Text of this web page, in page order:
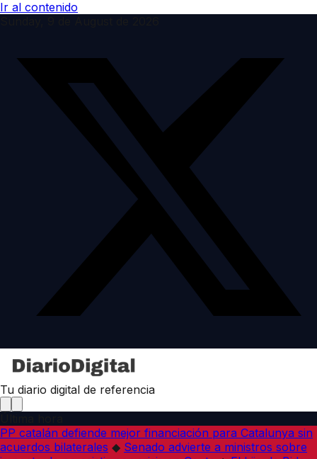
Ir al contenido
Tu diario digital de referencia
PP catalán defiende mejor financiación para Catalunya sin
acuerdos bilaterales ◆ Senado advierte a ministros sobre